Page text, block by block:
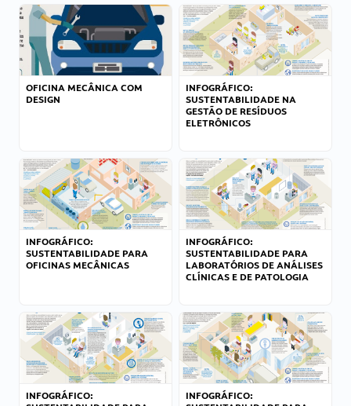
OFICINA MECÂNICA COM
DESIGN
INFOGRÁFICO:
SUSTENTABILIDADE NA
GESTÃO DE RESÍDUOS
ELETRÔNICOS
INFOGRÁFICO:
SUSTENTABILIDADE PARA
OFICINAS MECÂNICAS
INFOGRÁFICO:
SUSTENTABILIDADE PARA
LABORATÓRIOS DE ANÁLISES
CLÍNICAS E DE PATOLOGIA
INFOGRÁFICO:
INFOGRÁFICO: